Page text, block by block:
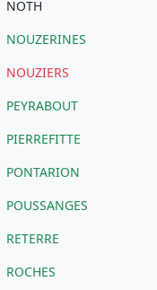
NOTH
NOUZERINES
NOUZIERS
PEYRABOUT
PIERREFITTE
PONTARION
POUSSANGES
RETERRE
ROCHES